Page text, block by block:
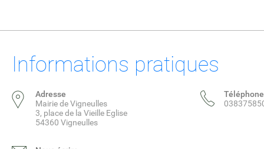
Informations pratiques
Adresse
Mairie de Vigneulles
3, place de la Vieille Eglise
54360 Vigneulles
Téléphone